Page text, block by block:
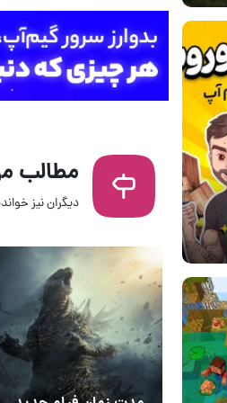
مطالب
دیگران نیز